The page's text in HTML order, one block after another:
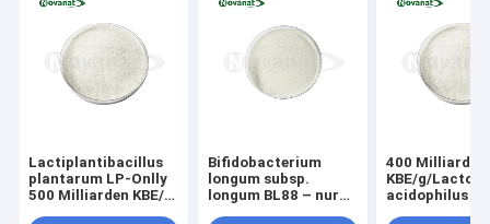
Lactiplantibacillus
plantarum LP-Onlly
500 Milliarden KBE/g
Bifidobacterium
longum subsp.
longum BL88 – nur
400 Milliarden
KBE/g/
acidophilus